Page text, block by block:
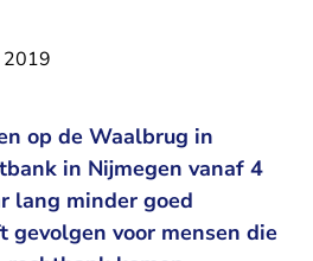
2019
op de Waalbrug in
in Nijmegen vanaf 4
lang minder goed
gevolgen voor mensen die